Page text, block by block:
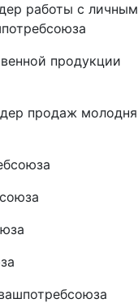
работы с
продукции
продаж